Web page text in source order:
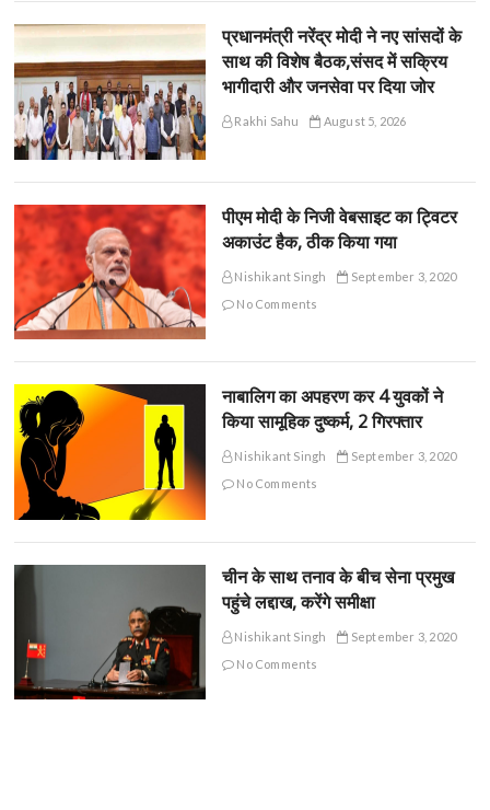
प्रधानमंत्री नरेंद्र मोदी ने नए सांसदों के
साथ की विशेष बैठक,संसद में सक्रिय
भागीदारी और जनसेवा पर दिया जोर
Rakhi Sahu August 5, 2026
पीएम मोदी के निजी वेबसाइट का ट्विटर
अकाउंट हैक, ठीक किया गया
Nishikant Singh
September 3, 2020
No Comments
नाबालिग का अपहरण कर 4 युवकों ने
किया सामूहिक दुष्कर्म, 2 गिरफ्तार
Nishikant Singh
September 3, 2020
No Comments
चीन के साथ तनाव के बीच सेना प्रमुख
पहुंचे लद्दाख, करेंगे समीक्षा
Nishikant Singh
September 3, 2020
No Comments